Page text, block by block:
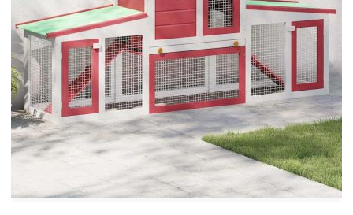
ще удължи експлоатационния ѝ живот.
Цвят: Бял и червен
Материал: Боядисана чамова дървесина
масив, шперплат
Размери: 201 x 45 x 85 см (Д x Ш x В)
Вътрешни размери: 189 x 37 x 82,5 см (Д x
Ш x В)
Устойчива желязна мрежа с прахово
покритие